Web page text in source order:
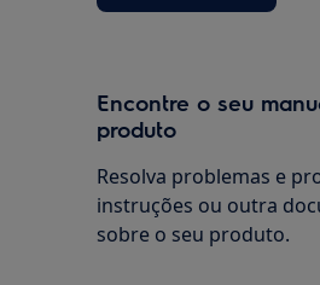
Encontre o seu
produto
Resolva problemas e
instruções ou outra
sobre o seu produto.